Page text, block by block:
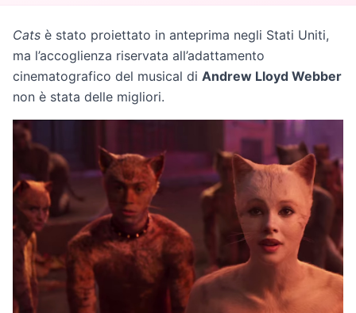
Cats è stato proiettato in anteprima negli Stati Uniti,
ma l’accoglienza riservata all’adattamento
cinematografico del musical di Andrew Lloyd Webber
non è stata delle migliori.